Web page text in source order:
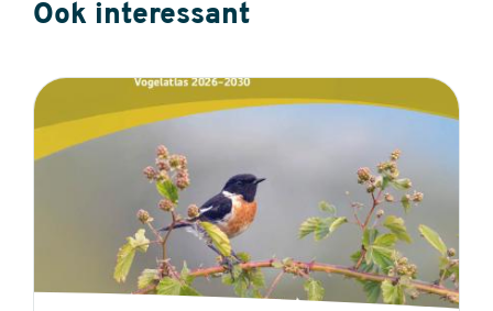
Ook interessant